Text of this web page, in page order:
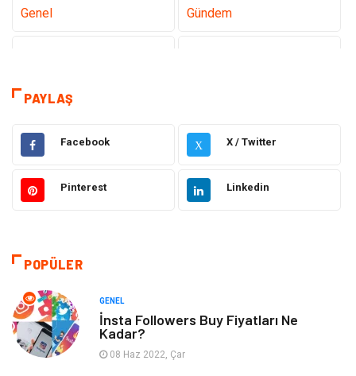
Genel Gündem
Teknoloji & İnternet
Elektrik & Elektronik Eğitim
Gıda Estetik ve Güzellik
Otomotiv
Giyim
Cilt ve Deri Hastalıkları
PAYLAŞ
Facebook X X / Twitter
Pinterest Linkedin
POPÜLER
GENEL
İnsta Followers Buy Fiyatları Ne
Kadar?
08 Haz 2022, Çar